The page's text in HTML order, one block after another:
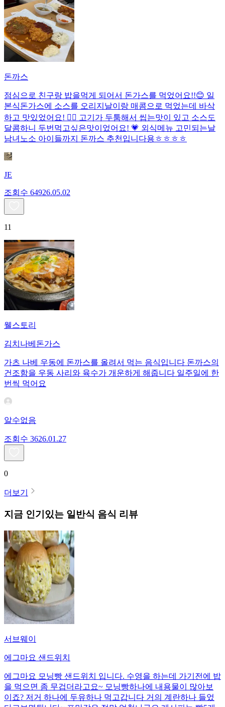
돈까스
점심으로 친구랑 밥을먹게 되어서 돈가스를 먹었어요!!😊 일
본식돈가스에 소스를 오리지날이랑 매콤으로 먹었는데 바삭
하고 맛있었어요! 👍🏻 고기가 두툼해서 씹는맛이 있고 소스도
달콤하니 두번먹고싶은맛이었어요! 💗 외식메뉴 고민되는날
남녀노소 아이들까지 돈까스 추천입니다용ㅎㅎㅎㅎ
JE
조회수 64926.05.02
11
웰스토리
김치나베돈가스
가츠 나베 우동에 돈까스를 올려서 먹는 음식입니다 돈까스의
건조함을 우동 사리와 육수가 개운하게 해줍니다 일주일에 한
번씩 먹어요
알수없음
조회수 3626.01.27
0
더보기
지금 인기있는 일반식 음식 리뷰
서브웨이
에그마요 샌드위치
에그마요 모닝빵 샌드위치 입니다. 수영을 하는데 가기전에 밥
을 먹으면 좀 무겁더라고요~ 모닝빵하나에 내용물이 많아보
이죠? 저거 하나에 두유하나 먹고갑니다 거의 계란하나 들었